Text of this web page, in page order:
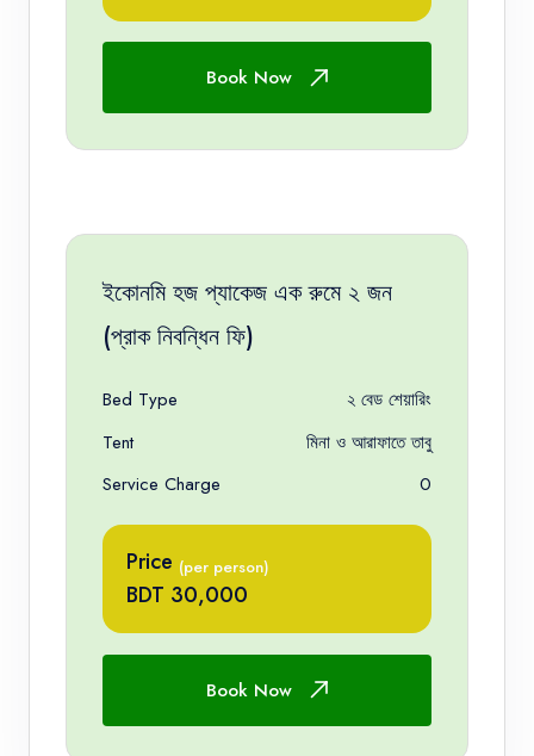
Book Now
ইকোনমি হজ প্যাকেজ এক রুমে ২ জন
(প্রাক নিবন্ধিন ফি)
Bed Type
২ বেড শেয়ারিং
Tent
মিনা ও আরাফাতে তাবু
Service Charge
0
Price (per person)
BDT 30,000
Book Now